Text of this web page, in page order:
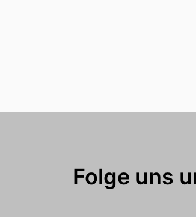
Folge uns